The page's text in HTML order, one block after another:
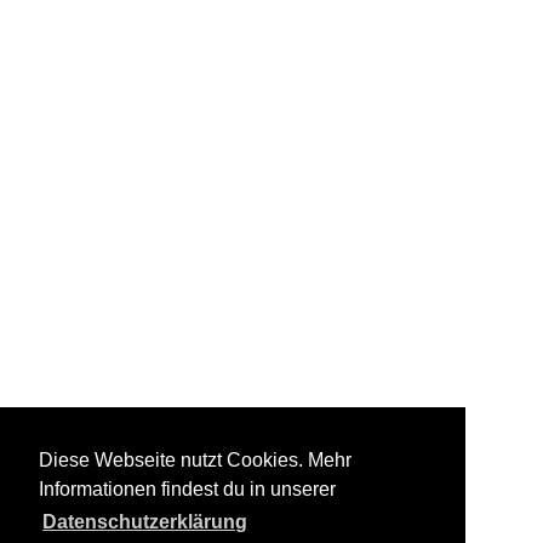
Diese Webseite nutzt Cookies. Mehr
Informationen findest du in unserer
Datenschutzerklärung